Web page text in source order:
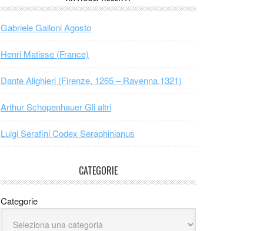
Gabriele Galloni Agosto
Henri Matisse (France)
Dante Alighieri (Firenze, 1265 – Ravenna,1321)
Arthur Schopenhauer Gli altri
Luigi Serafini Codex Seraphinianus
CATEGORIE
Categorie